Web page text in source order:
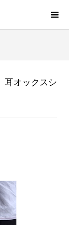
オックスシ